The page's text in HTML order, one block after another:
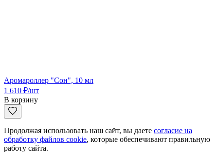
Аромароллер "Сон", 10 мл
1 610 ₽/шт
В корзину
Продолжая использовать наш сайт, вы даете согласие на
обработку файлов cookie, которые обеспечивают правильную
работу сайта.